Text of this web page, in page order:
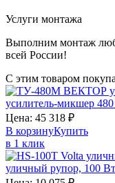
Услуги монтажа
Выполним монтаж
всей России!
С этим товаром
усилитель-микшер
Цена: 45 318 ₽
В корзинуКупить
в 1 клик
уличный рупор, 100 Вт